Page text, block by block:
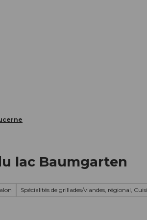
lac Baumgarten
Spécialités de grillades/viandes, régional,